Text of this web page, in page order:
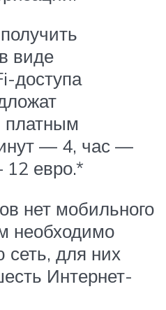
виде
доступа
платным
— 4, час —
евро.*
нет мобильного
необходимо
для них
Интернет-